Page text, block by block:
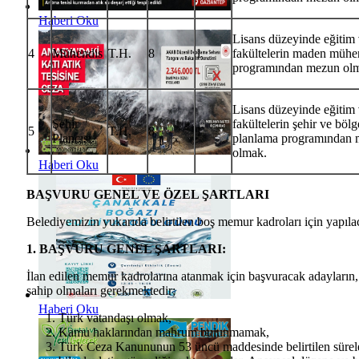
Haberi Oku
Haberi Oku
Haberi Oku
4 Mühendis T.H. 8 1
Lisans düzeyinde eğitim
fakültelerin maden
programından mezun
5
Şehir
Plancısı
T.H. 8 1
Lisans düzeyinde eğitim
fakültelerin şehir ve
planlama programından
olmak.
BAŞVURU GENEL VE ÖZEL ŞARTLARI
Belediyemizin yukarıda belirtilen boş memur kadroları için
1. BAŞVURU GENEL ŞARTLARI:
İlan edilen memur kadrolarına atanmak için başvuracak
sahip olmaları gerekmektedir;
Türk vatandaşı olmak,
Kamu haklarından mahrum bulunmamak,
Türk Ceza Kanununun 53 üncü maddesinde belirtilen